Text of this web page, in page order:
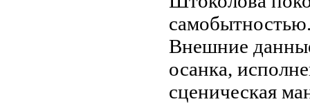
Внешние
осанка,
сценическая